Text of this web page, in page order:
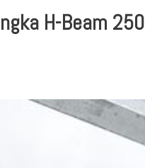
H-Beam 250